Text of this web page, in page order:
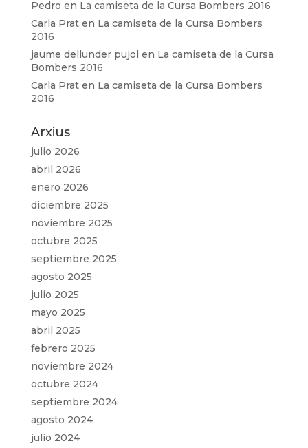
Pedro en La camiseta de la Cursa Bombers 2016
Carla Praten La camiseta de la Cursa Bombers
2016
jaume dellunder pujol en La camiseta de la Cursa
Bombers 2016
Carla Praten La camiseta de la Cursa Bombers
2016
Arxius
julio 2026
abril 2026
enero 2026
diciembre 2025
noviembre 2025
octubre 2025
septiembre 2025
agosto 2025
julio 2025
mayo 2025
abril 2025
febrero 2025
noviembre 2024
octubre 2024
septiembre 2024
agosto 2024
julio 2024